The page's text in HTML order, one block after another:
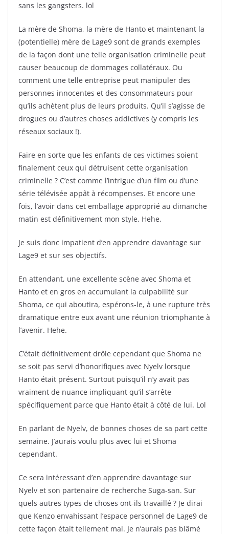
sans les gangsters. lol
La mère de Shoma, la mère de Hanto et maintenant la
(potentielle) mère de Lage9 sont de grands exemples
de la façon dont une telle organisation criminelle peut
causer beaucoup de dommages collatéraux. Ou
comment une telle entreprise peut manipuler des
personnes innocentes et des consommateurs pour
qu’ils achètent plus de leurs produits. Qu’il s’agisse de
drogues ou d’autres choses addictives (y compris les
réseaux sociaux !).
Faire en sorte que les enfants de ces victimes soient
finalement ceux qui détruisent cette organisation
criminelle ? C’est comme l’intrigue d’un film ou d’une
série télévisée appât à récompenses. Et encore une
fois, l’avoir dans cet emballage approprié au dimanche
matin est définitivement mon style. Hehe.
Je suis donc impatient d’en apprendre davantage sur
Lage9 et sur ses objectifs.
En attendant, une excellente scène avec Shoma et
Hanto et en gros en accumulant la culpabilité sur
Shoma, ce qui aboutira, espérons-le, à une rupture très
dramatique entre eux avant une réunion triomphante à
l’avenir. Hehe.
C’était définitivement drôle cependant que Shoma ne
se soit pas servi d’honorifiques avec Nyelv lorsque
Hanto était présent. Surtout puisqu’il n’y avait pas
vraiment de nuance impliquant qu’il s’arrête
spécifiquement parce que Hanto était à côté de lui. Lol
En parlant de Nyelv, de bonnes choses de sa part cette
semaine. J’aurais voulu plus avec lui et Shoma
cependant.
Ce sera intéressant d’en apprendre davantage sur
Nyelv et son partenaire de recherche Suga-san. Sur
quels autres types de choses ont-ils travaillé ? Je dirai
que Kenzo envahissant l’espace personnel de Lage9 de
cette façon était tellement mal. Je n’aurais pas blâmé